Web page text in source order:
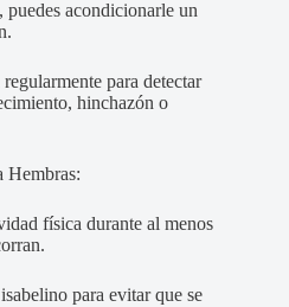
acondicionarle un
para detectar
hinchazón o
Hembras:
física durante al menos
para evitar que se